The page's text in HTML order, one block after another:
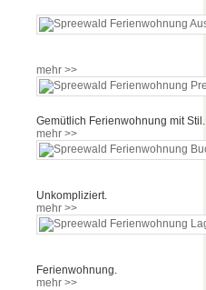
mehr >>
Gemütlich Ferienwohnung mit Stil.
mehr >>
Unkompliziert.
mehr >>
Ferienwohnung.
mehr >>